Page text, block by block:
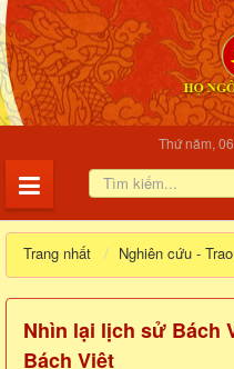
Thứ năm,
Trang nhất Nghiên cứu -
Nhìn lại lịch sử Bách
Bách Việt